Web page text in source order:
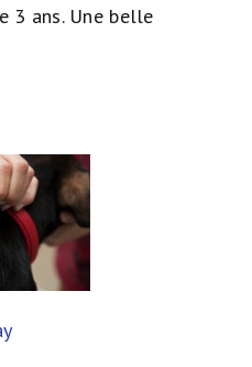
3 ans. Une belle